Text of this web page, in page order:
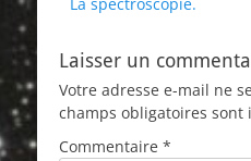
l’article
Laisser un
Votre adresse e-mail ne
champs obligatoires sont
Commentaire *